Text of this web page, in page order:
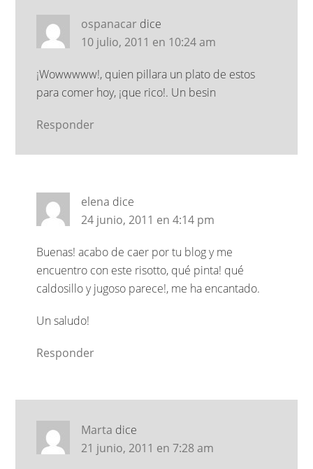
ospanacar dice
10 julio, 2011 en 10:24 am
¡Wowwwww!, quien pillara un plato de estos
para comer hoy, ¡que rico!. Un besin
Responder
elena dice
24 junio, 2011 en 4:14 pm
Buenas! acabo de caer por tu blog y me
encuentro con este risotto, qué pinta! qué
caldosillo y jugoso parece!, me ha encantado.
Un saludo!
Responder
Marta dice
21 junio, 2011 en 7:28 am